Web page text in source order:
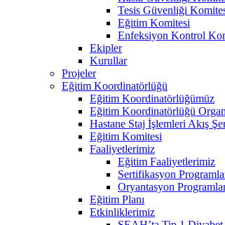
Tesis Güvenliği
Eğitim Komitesi
Enfeksiyon Kontrol
Ekipler
Kurullar
Projeler
Eğitim Koordinatörlüğü
Eğitim Koordinatörlüğümüz
Eğitim Koordinatörlüğü
Hastane Staj İşlemleri Akış
Eğitim Komitesi
Faaliyetlerimiz
Eğitim Faaliyetlerimiz
Sertifikasyon
Oryantasyon
Eğitim Planı
Etkinliklerimiz